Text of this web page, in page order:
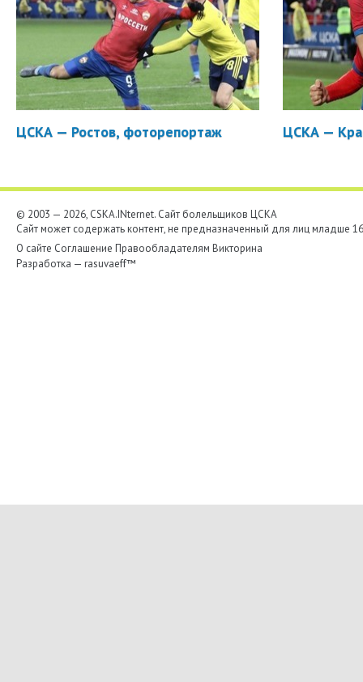
ЦСКА — Ростов, фоторепортаж ЦСКА —
© 2003 — 2026, CSKA.INternet. Cайт болельщиков ЦСКА
Сайт может содержать контент, не предназначенный для лиц младше
О сайте Соглашение Правообладателям Викторина
Разработка — rasuvaeff™